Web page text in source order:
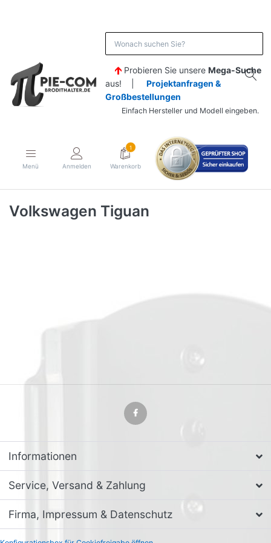
Probieren Sie unsere Mega-Suche
aus! | Projektanfragen &
Großbestellungen
Einfach Hersteller und Modell eingeben.
Menü Anmelden
1
Warenkorb
Volkswagen Tiguan
Informationen
Service, Versand & Zahlung
Firma, Impressum & Datenschutz